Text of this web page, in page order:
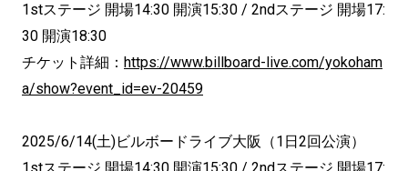
1stステージ 開場14:30 開演15:30 / 2ndステージ 開場17:
30 開演18:30
チケット詳細： https://www.billboard-live.com/yokoham
a/show?event_id=ev-20459
2025/6/14(土)ビルボードライブ大阪（1日2回公演）